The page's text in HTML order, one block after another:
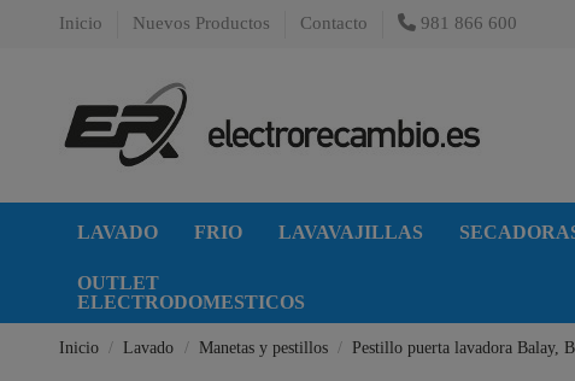
Inicio Nuevos Productos Contacto 981 866 600
LAVADO FRIO LAVAVAJILLAS
OUTLET
ELECTRODOMESTICOS
Inicio Lavado Manetas y pestillos Pestillo puerta lavadora Balay,